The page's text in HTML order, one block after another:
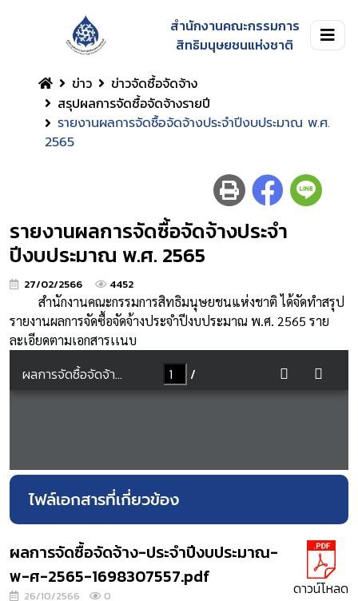
สำนักงานคณะกรรมการ
สิทธิมนุษยชนแห่งชาติ
ข่าว
ข่าวจัดซื้อจัดจ้าง
สรุปผลการจัดซื้อจัดจ้างรายปี
รายงานผลการจัดซื้อจัดจ้างประจำปีงบประมาณ พ.ศ.
2565
รายงานผลการจัดซื้อจัดจ้างประจำ
ปีงบประมาณ พ.ศ. 2565
27/02/2566 4452
สำนักงานคณะกรรมการสิทธิมนุษยชนแห่งชาติ ได้จัดทำสรุป
รายงานผลการจัดซื้อจัดจ้างประจำปีงบประมาณ พ.ศ. 2565 ราย
ละเอียดตามเอกสารเเนบ
ไฟล์เอกสารที่เกี่ยวข้อง
ผลการจัดซื้อจัดจ้าง-ประจำปีงบประมาณ-
พ-ศ-2565-1698307557.pdf
26/10/2566 0 ดาวน์โหลด